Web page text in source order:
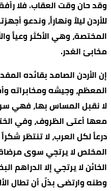
وقد حان وقت العقاب. فلا
للأردن ليلاً ونهاراً، وندعو
المختصة، وهي الأكثر وعياً
مخابئ الغدر.
إن الأردن الصامد بقائده
المعظم، وجيشه ومخابراته
لا نقبل المساس بها، فهي سر
معها أعتى الظروف، وفي
درعاً لكل العرب، لا تنتظر
المخلص لا يرتجي سوى مرضاة
الخائن لا يرتجي إلا الدراهم
وطنه وارتضى بذلّ أن تطال